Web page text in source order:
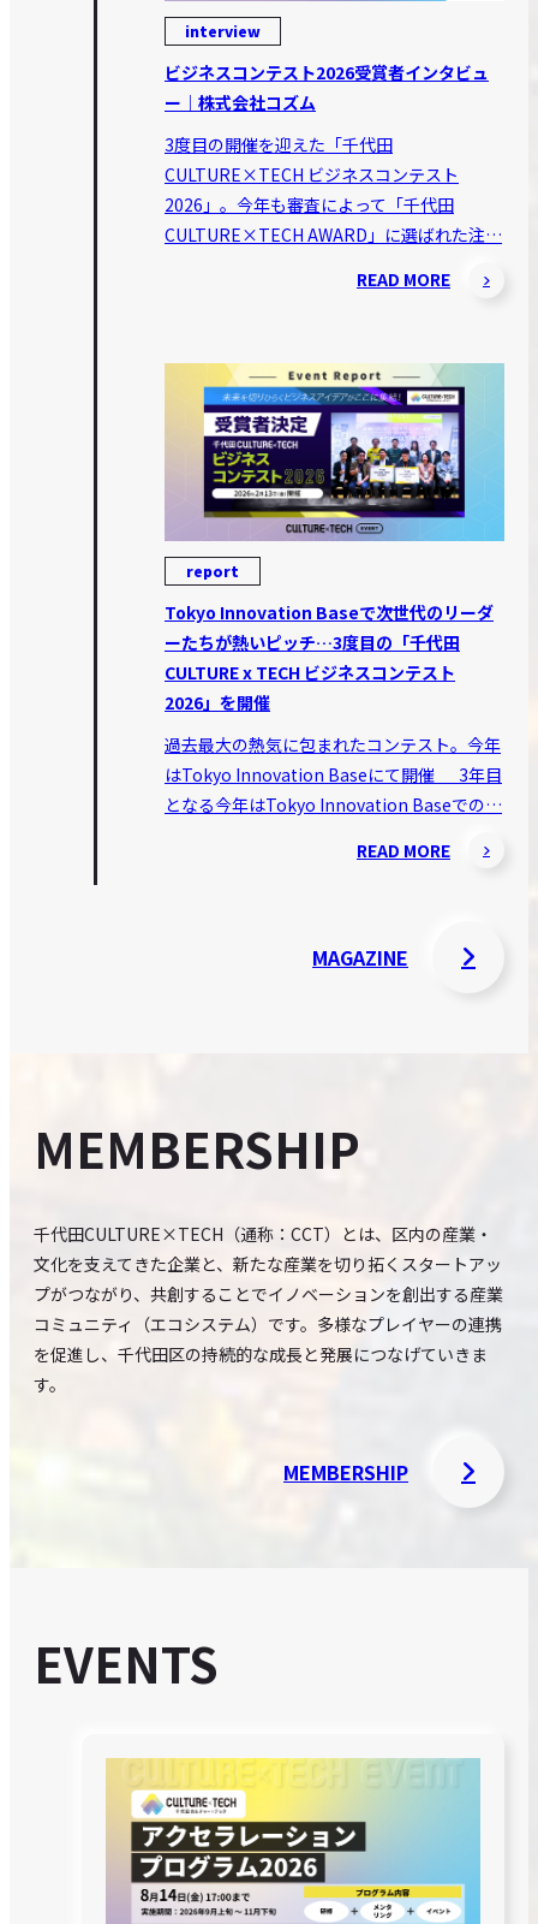
interview
ビジネスコンテスト2026受賞者インタビュ
ー｜株式会社コズム
3度目の開催を迎えた「千代田
CULTURE×TECH ビジネスコンテスト
2026」。今年も審査によって「千代田
CULTURE×TECH AWARD」に選ばれた注…
READ MORE
report
Tokyo Innovation Baseで次世代のリーダ
ーたちが熱いピッチ…3度目の「千代田
CULTURE x TECH ビジネスコンテスト
2026」を開催
過去最大の熱気に包まれたコンテスト。今年
はTokyo Innovation Baseにて開催 3年目
となる今年はTokyo Innovation Baseでの…
READ MORE
MAGAZINE
MEMBERSHIP
千代田CULTURE×TECH（通称：CCT）とは、区内の産業・
文化を支えてきた企業と、新たな産業を切り拓くスタートアッ
プがつながり、共創することでイノベーションを創出する産業
コミュニティ（エコシステム）です。多様なプレイヤーの連携
を促進し、千代田区の持続的な成長と発展につなげていきま
す。
MEMBERSHIP
EVENTS